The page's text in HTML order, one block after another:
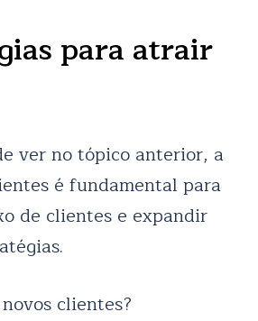
para atrair
ver no tópico anterior, a
é fundamental para
de clientes e expandir
clientes?